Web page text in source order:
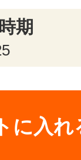
期
に入れ